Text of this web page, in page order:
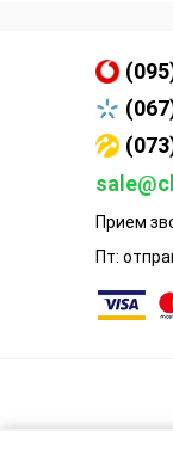
Прием
Пт: